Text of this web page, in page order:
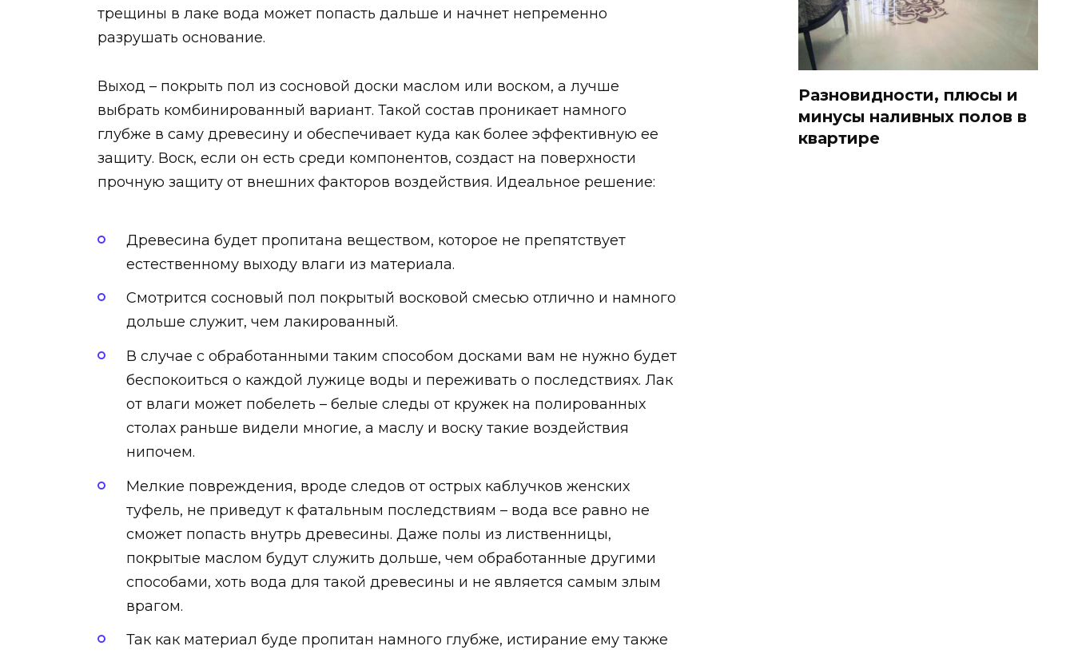
трещины в лаке вода может попасть дальше и начнет непременно
разрушать основание.
Выход – покрыть пол из сосновой доски маслом или воском, а лучше
выбрать комбинированный вариант. Такой состав проникает намного
глубже в саму древесину и обеспечивает куда как более эффективную ее
защиту. Воск, если он есть среди компонентов, создаст на поверхности
прочную защиту от внешних факторов воздействия. Идеальное решение:
Древесина будет пропитана веществом, которое не препятствует
естественному выходу влаги из материала.
Смотрится сосновый пол покрытый восковой смесью отлично и намного
дольше служит, чем лакированный.
В случае с обработанными таким способом досками вам не нужно будет
беспокоиться о каждой лужице воды и переживать о последствиях. Лак
от влаги может побелеть – белые следы от кружек на полированных
столах раньше видели многие, а маслу и воску такие воздействия
нипочем.
Мелкие повреждения, вроде следов от острых каблучков женских
туфель, не приведут к фатальным последствиям – вода все равно не
сможет попасть внутрь древесины. Даже полы из лиственницы,
покрытые маслом будут служить дольше, чем обработанные другими
способами, хоть вода для такой древесины и не является самым злым
врагом.
Так как материал буде пропитан намного глубже, истирание ему также
Разновидности, плюсы и
минусы наливных полов в
квартире